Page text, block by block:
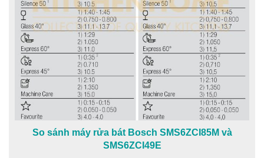
So sánh máy rửa bát Bosch SMS6ZCI85M và
SMS6ZCI49E